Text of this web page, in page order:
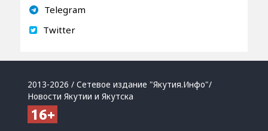
Telegram
Twitter
2013-2026 / Сетевое издание "Якутия.Инфо"/
Новости Якутии и Якутска